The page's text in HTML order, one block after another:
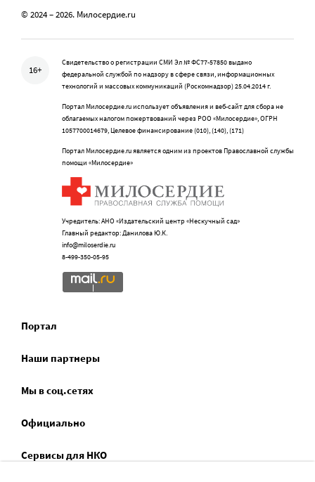
© 2024 – 2026. Милосердие.ru
16+
Свидетельство о регистрации СМИ Эл № ФС77-57850 выдано
федеральной службой по надзору в сфере связи, информационных
технологий и массовых коммуникаций (Роскомнадзор) 25.04.2014 г.
Портал Милосердие.ru использует объявления и веб-сайт для сбора не
облагаемых налогом пожертвований через РОО «Милосердие», ОГРН
1057700014679, Целевое финансирование (010), (140), (171)
Портал Милосердие.ru является одним из проектов Православной службы
помощи «Милосердие»
Учредитель: АНО «Издательский центр «Нескучный сад»
Главный редактор: Данилова Ю.К.
info@miloserdie.ru
8-499-350-05-95
Портал
Наши партнеры
Мы в соц.сетях
Официально
Сервисы для НКО